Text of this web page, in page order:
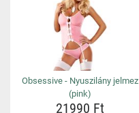
Obsessive - Nyuszilány jelmez
(pink)
21990 Ft